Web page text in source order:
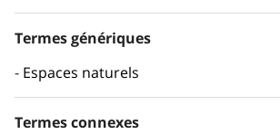
Termes génériques
Espaces naturels
Termes connexes